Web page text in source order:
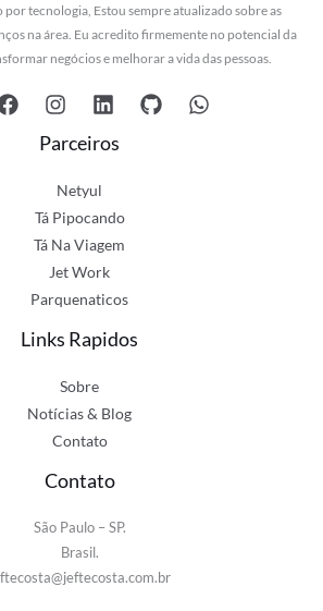
tecnologia, Estou sempre atualizado sobre as
na área. Eu acredito firmemente no potencial da
negócios e melhorar a vida das pessoas.
Parceiros
Netyul
Tá Pipocando
Tá Na Viagem
Jet Work
Parquenaticos
Links Rapidos
Sobre
Notícias & Blog
Contato
Contato
São Paulo – SP.
Brasil.